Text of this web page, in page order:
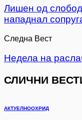
Лишен од
нападнал
Следна Вест
Недела на
СЛИЧНИ
АКТУЕЛНООХРИД